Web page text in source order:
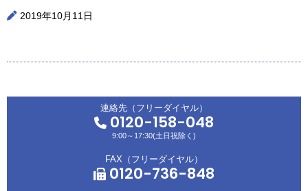
2019年10月11日
連絡先（フリーダイヤル）
0120-158-048
9:00～17:30(土日祝除く)
FAX（フリーダイヤル）
0120-736-848